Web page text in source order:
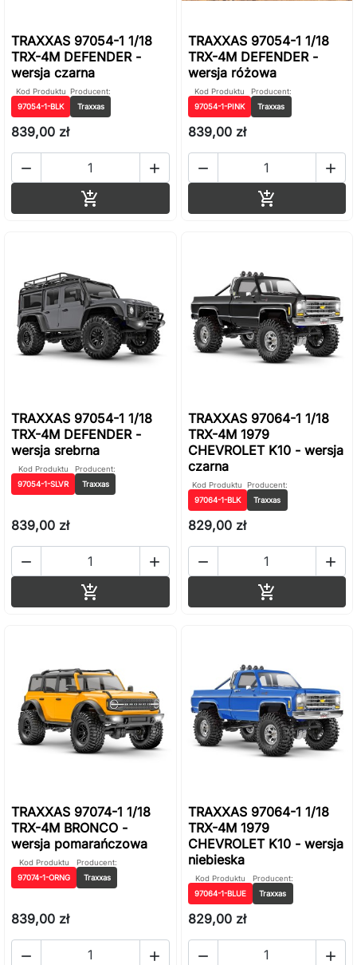
TRAXXAS 97054-1 1/18
TRX-4M DEFENDER -
wersja czarna
Kod Produktu
97054-1-BLK
Producent:
Traxxas
839,00 zł
 

TRAXXAS 97054-1 1/18
TRX-4M DEFENDER -
wersja różowa
Kod Produktu
97054-1-PINK
Producent:
Traxxas
839,00 zł
 

TRAXXAS 97054-1 1/18
TRX-4M DEFENDER -
wersja srebrna
Kod Produktu
97054-1-SLVR
Producent:
Traxxas
839,00 zł
 

TRAXXAS 97064-1 1/18
TRX-4M 1979
CHEVROLET K10 - wersja
czarna
Kod Produktu
97064-1-BLK
Producent:
Traxxas
829,00 zł
 

TRAXXAS 97074-1 1/18
TRX-4M BRONCO -
wersja pomarańczowa
Kod Produktu
97074-1-ORNG
Producent:
Traxxas
839,00 zł
 
TRAXXAS 97064-1 1/18
TRX-4M 1979
CHEVROLET K10 - wersja
niebieska
Kod Produktu
97064-1-BLUE
Producent:
Traxxas
829,00 zł
 